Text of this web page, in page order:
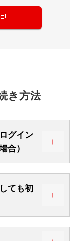
き方法
グイン
合）
ても初